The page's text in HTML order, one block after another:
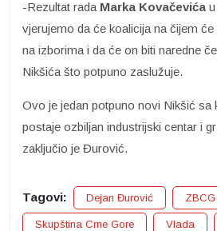
-Rezultat rada Marka Kovačevića
vjerujemo da će koalicija na čijem će
na izborima i da će on biti naredne
Nikšića što potpuno zaslužuje.
Ovo je jedan potpuno novi Nikšić sa
postaje ozbiljan industrijski centar i
zaključio je Đurović.
Tagovi: Dejan Đurović ZBCG
Skupština Crne Gore Vlada